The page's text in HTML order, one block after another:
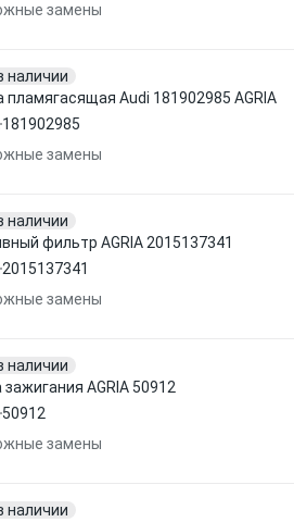
замены
наличии
пламягасящая Audi 181902985 AGRIA
181902985
замены
наличии
фильтр AGRIA 2015137341
2015137341
замены
наличии
AGRIA 50912
50912
замены
наличии